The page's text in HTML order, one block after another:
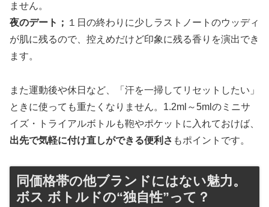
ません。
夜のデート； １日の終わりに少しラストノートのウッディ
が肌に残るので、控えめだけど印象に残る香りを演出でき
ます。
また運動後や休日など、「汗を一掃してリセットしたい」
ときに使っても重たくなりません。1.2ml～5mlのミニサ
イズ・トライアルボトルも鞄やポケットに入れておけば、
出先で気軽に付け直しができる便利さ もポイントです。
同価格帯の他ブランドにはない魅力。
ボス ボトルドの“独自性”って？